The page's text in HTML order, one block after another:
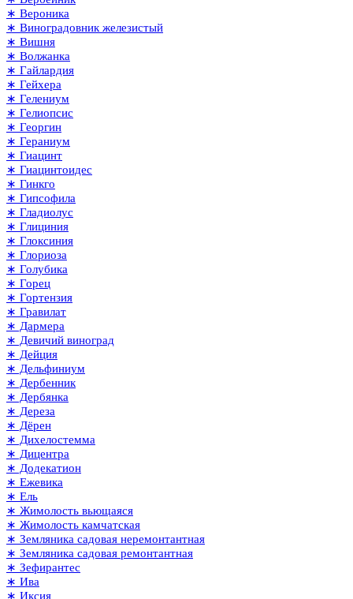
∗ Вероника
∗ Виноградовник железистый
∗ Вишня
∗ Волжанка
∗ Гайлардия
∗ Гейхера
∗ Гелениум
∗ Гелиопсис
∗ Георгин
∗ Гераниум
∗ Гиацинт
∗ Гиацинтоидес
∗ Гинкго
∗ Гипсофила
∗ Гладиолус
∗ Глициния
∗ Глоксиния
∗ Глориоза
∗ Голубика
∗ Горец
∗ Гортензия
∗ Гравилат
∗ Дармера
∗ Девичий виноград
∗ Дейция
∗ Дельфиниум
∗ Дербенник
∗ Дербянка
∗ Дереза
∗ Дёрен
∗ Дихелостемма
∗ Дицентра
∗ Додекатион
∗ Ежевика
∗ Ель
∗ Жимолость вьющаяся
∗ Жимолость камчатская
∗ Земляника садовая неремонтантная
∗ Земляника садовая ремонтантная
∗ Зефирантес
∗ Ива
∗ Иксия